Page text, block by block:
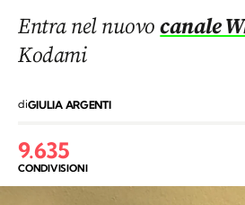
Entra nel nuovocanale
Kodami
diGIULIA ARGENTI
9.635
CONDIVISIONI